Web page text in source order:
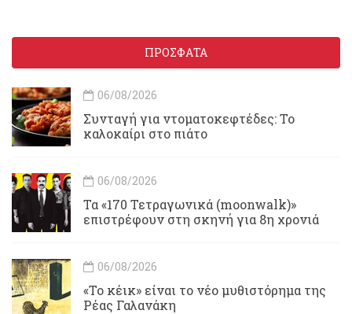
ΠΡΟΣΦΑΤΑ
06/08/2026
Συνταγή για ντοματοκεφτέδες: Το
καλοκαίρι στο πιάτο
06/08/2026
Τα «170 Τετραγωνικά (moonwalk)»
επιστρέφουν στη σκηνή για 8η χρονιά
06/08/2026
«Το κέικ» είναι το νέο μυθιστόρημα της
Ρέας Γαλανάκη